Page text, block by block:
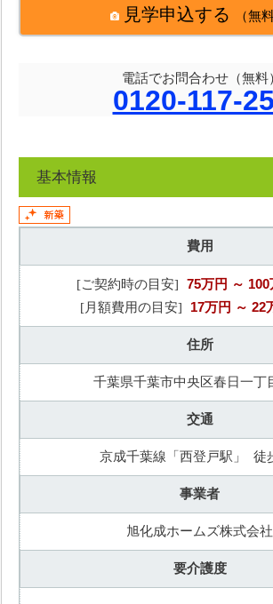
見学申込する （無
電話でお問合わせ（無料
0120-117-
基本情報
費用
[ご契約時の目安] 75万円 ～
[月額費用の目安] 17万円 ～ 22
住所
千葉県千葉市中央区春日一丁
交通
京成千葉線「西登戸駅」 徒
事業者
旭化成ホームズ株式会社
要介護度